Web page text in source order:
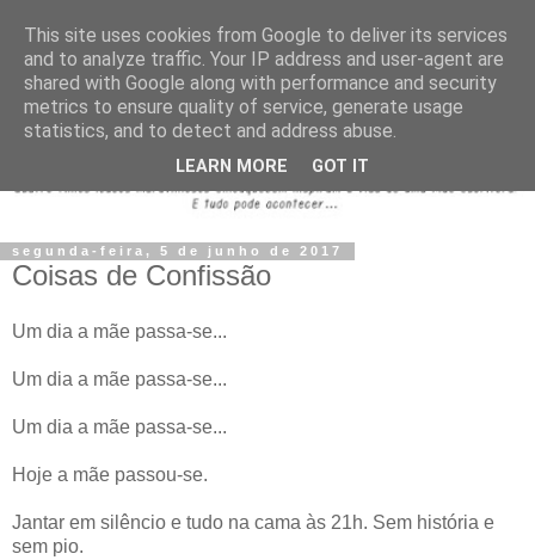
segunda-feira, 5 de junho de 2017
Coisas de Confissão
Um dia a mãe passa-se...
Um dia a mãe passa-se...
Um dia a mãe passa-se...
Hoje a mãe passou-se.
Jantar em silêncio e tudo na cama às 21h. Sem história e
sem pio.
This site uses cookies from Google to deliver its services
and to analyze traffic. Your IP address and user-agent are
shared with Google along with performance and security
metrics to ensure quality of service, generate usage
statistics, and to detect and address abuse.
LEARN MORE GOT IT